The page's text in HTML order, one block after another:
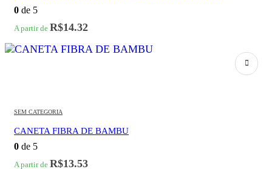
0 de 5
A partir de R$14.32
SEM CATEGORIA
CANETA FIBRA DE BAMBU
0 de 5
A partir de R$13.53